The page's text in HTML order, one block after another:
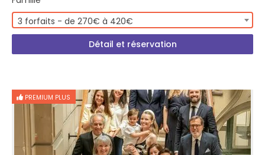
3 forfaits - de 270€ à 420€
Détail et réservation
PREMIUM PLUS